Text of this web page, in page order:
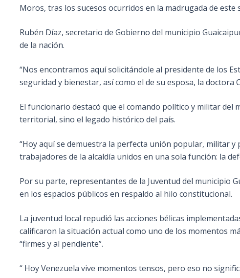
Moros, tras los sucesos ocurridos en la madrugada de este
Rubén Díaz, secretario de Gobierno del municipio
de la nación.
“Nos encontramos aquí solicitándole al presidente de los
seguridad y bienestar, así como el de su esposa, la doctora
El funcionario destacó que el comando político y militar
territorial, sino el legado histórico del país.
“Hoy aquí se demuestra la perfecta unión popular, militar
trabajadores de la alcaldía unidos en una sola función: la
Por su parte, representantes de la Juventud del municipio
en los espacios públicos en respaldo al hilo constitucional.
La juventud local repudió las acciones bélicas
calificaron la situación actual como uno de los momentos
“firmes y al pendiente”.
“ Hoy Venezuela vive momentos tensos, pero eso no